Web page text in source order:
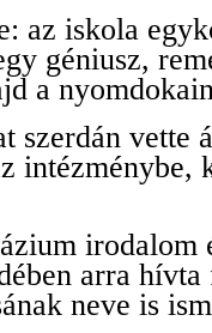
az iskola
géniusz,
a
szerdán vette
intézménybe,
irodalom
arra
neve is